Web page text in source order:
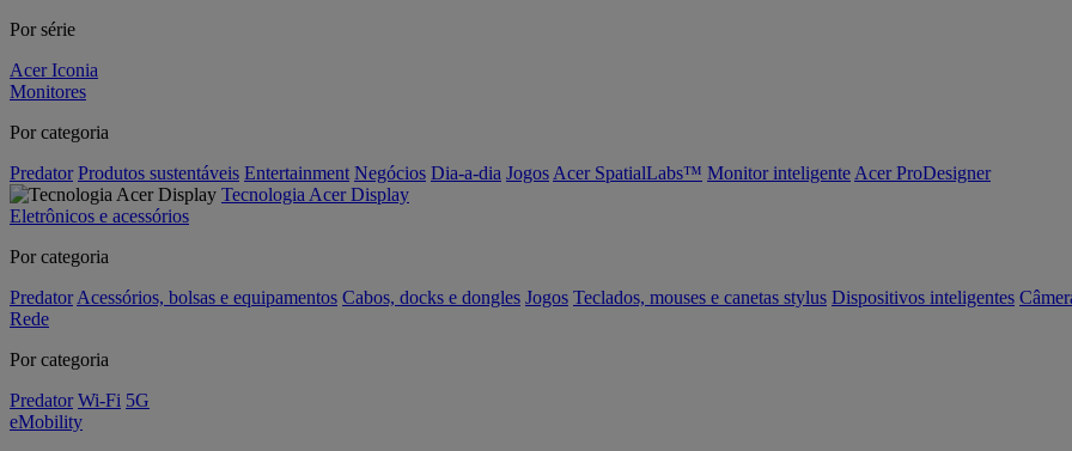
Por série
Acer Iconia
Monitores
Por categoria
Predator Produtos sustentáveis Entertainment Negócios Dia-a-dia Jogos Acer SpatialLabs™ Monitor inteligente Acer ProDesigner
Tecnologia Acer Display
Eletrônicos e acessórios
Por categoria
Predator Acessórios, bolsas e equipamentos Cabos, docks e dongles Jogos Teclados, mouses e canetas stylus Dispositivos inteligentes
Rede
Por categoria
Predator Wi-Fi 5G
eMobility